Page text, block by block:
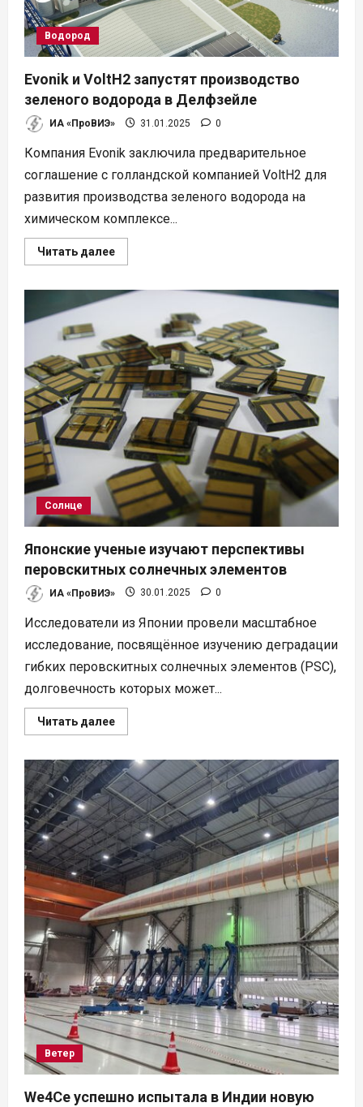
Водород
Evonik и VoltH2 запустят производство
зеленого водорода в Делфзейле
ИА «ПроВИЭ» 31.01.2025 0
Компания Evonik заключила предварительное
соглашение с голландской компанией VoltH2 для
развития производства зеленого водорода на
химическом комплексе...
Читать далееПрочитать
больше
и
производство
зеленого
водорода
в
Делфзейле
Солнце
Японские ученые изучают перспективы
перовскитных солнечных элементов
ИА «ПроВИЭ» 30.01.2025 0
Исследователи из Японии провели масштабное
исследование, посвящённое изучению деградации
гибких перовскитных солнечных элементов (PSC),
долговечность которых может...
Читать далееПрочитать
больше
ученые
изучают
перспективы
перовскитных
солнечных
элементов
Ветер
We4Ce успешно испытала в Индии новую